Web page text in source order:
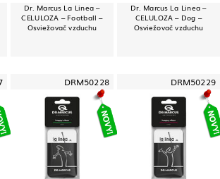
Dr. Marcus La Linea –
CELULOZA – Football –
Osviežovač vzduchu
Dr. Marcus La Linea –
CELULOZA – Dog –
Osviežovač vzduchu
DRM50228 DRM50229